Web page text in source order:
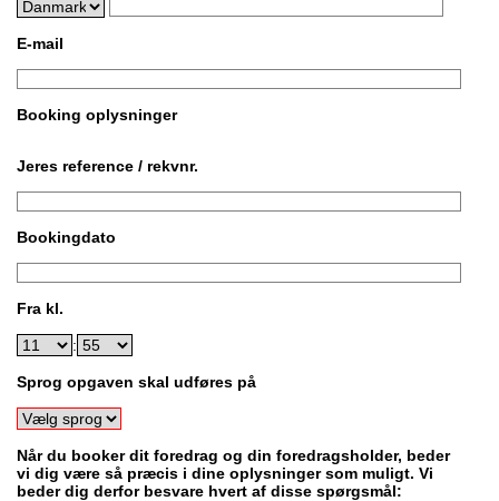
E-mail
Booking oplysninger
Jeres reference / rekvnr.
Bookingdato
Fra kl.
:
Sprog opgaven skal udføres på
Når du booker dit foredrag og din foredragsholder, beder
vi dig være så præcis i dine oplysninger som muligt. Vi
beder dig derfor besvare hvert af disse spørgsmål: